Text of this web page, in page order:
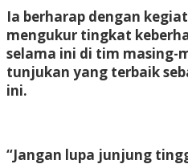
Ia berharap dengan
mengukur tingkat
selama ini di tim masing-
tunjukan yang terbaik
ini.
“Jangan lupa junjung